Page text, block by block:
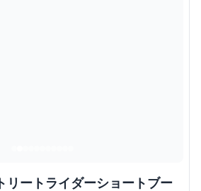
リートライダーショートブー